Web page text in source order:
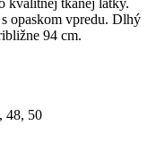
kvalitnej tkanej látky.
opaskom vpredu. Dlhý
94 cm.
48, 50